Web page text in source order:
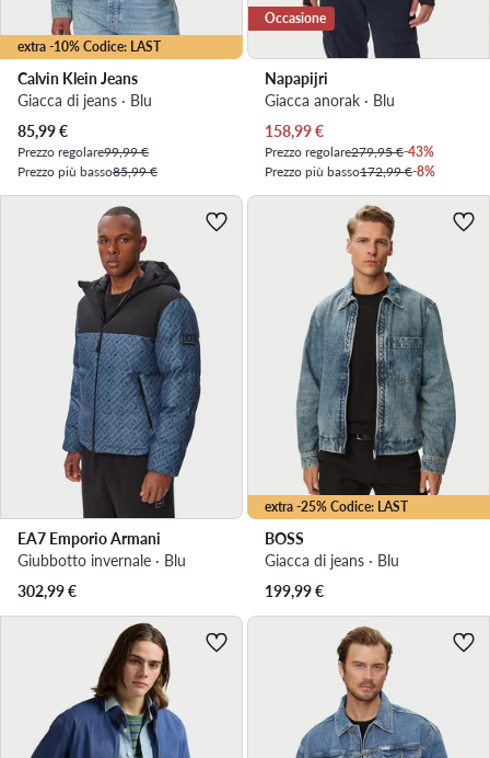
extra -10% Codice: LAST
Calvin Klein Jeans
Giacca di jeans · Blu
Prezzo attuale
85,99€
Prezzo regolare99,99 €
Prezzo più basso85,99 €
Occasione
Napapijri
Giacca anorak · Blu
Prezzo attuale
158,99€
Prezzo regolare279,95 €-43%
Prezzo più basso172,99 €-8%
EA7 Emporio Armani
Giubbotto invernale · Blu
302,99€
extra -25% Codice: LAST
BOSS
Giacca di jeans · Blu
199,99€